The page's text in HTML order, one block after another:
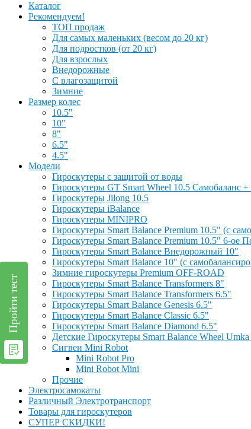
Каталог
Рекомендуем!
ТОП продаж
Для самых маленьких (весом до 20 кг)
Для подростков (от 20 кг)
Для взрослых
Внедорожные
С влагозащитой
Зимние
Размер колес
10.5"
10"
8"
6.5"
4.5"
Модели
Гироскутеры с защитой от воды
Гироскутеры GT Smart Wheel 10.5 Самобаланс
Гироскутеры Jilong 10.5
Гироскутеры iBalance
Гироскутеры MINIPRO
Гироскутеры Smart Balance Premium 10.5" (с
Гироскутеры Smart Balance Premium 10.5" 6-ое
Гироскутеры Smart Balance Внедорожный 10"
Гироскутеры Smart Balance 10" (с
Зимние гироскутеры Premium OFF-ROAD
Гироскутеры Smart Balance Transformers 8"
Гироскутеры Smart Balance Transformers 6.5"
Гироскутеры Smart Balance Genesis 6.5"
Гироскутеры Smart Balance Classic 6.5"
Гироскутеры Smart Balance Diamond 6.5"
Детские Гироскутеры Smart Balance Wheel
Сигвеи Mini Robot
Mini Robot Pro
Mini Robot Mini
Прочие
Электросамокаты
Различный Электротранспорт
Товары для гироскутеров
СУПЕР СКИДКИ!
Пройти тест